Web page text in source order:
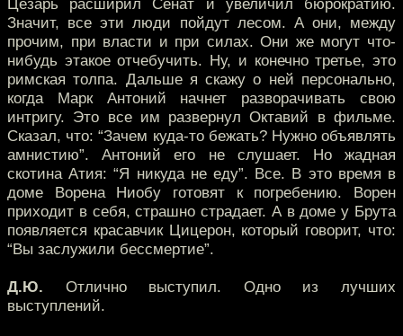
Цезарь расширил Сенат и увеличил бюрократию.
Значит, все эти люди пойдут лесом. А они, между
прочим, при власти и при силах. Они же могут что-
нибудь этакое отчебучить. Ну, и конечно третье, это
римская толпа. Дальше я скажу о ней персонально,
когда Марк Антоний начнет разворачивать свою
интригу. Это все им развернул Октавий в фильме.
Сказал, что: “Зачем куда-то бежать? Нужно объявлять
амнистию”. Антоний его не слушает. Но жадная
скотина Атия: “Я никуда не еду”. Все. В это время в
доме Ворена Ниобу готовят к погребению. Ворен
приходит в себя, страшно страдает. А в доме у Брута
появляется красавчик Цицерон, который говорит, что:
“Вы заслужили бессмертие”.
Д.Ю. Отлично выступил. Одно из лучших
выступлений.